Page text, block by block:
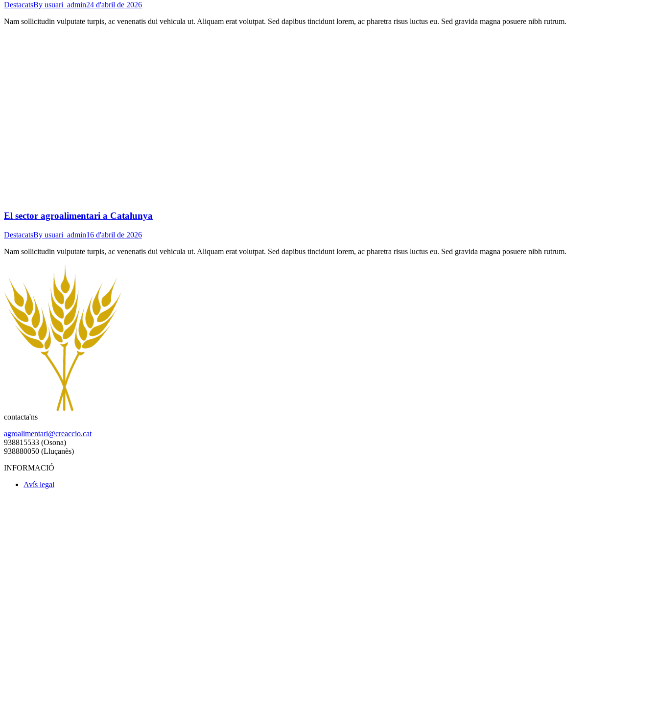
DestacatsBy usuari_admin24 d'abril de 2026
Nam sollicitudin vulputate turpis, ac venenatis dui vehicula ut. Aliquam erat volutpat. Sed dapibus tincidunt lorem, ac pharetra risus luctus eu. Sed gravida magna posuere nibh rutrum.
El sector agroalimentari a Catalunya
DestacatsBy usuari_admin16 d'abril de 2026
Nam sollicitudin vulputate turpis, ac venenatis dui vehicula ut. Aliquam erat volutpat. Sed dapibus tincidunt lorem, ac pharetra risus luctus eu. Sed gravida magna posuere nibh rutrum.
contacta'ns
agroalimentari@creaccio.cat
938815533 (Osona)
938880050 (Lluçanès)
INFORMACIÓ
Avís legal